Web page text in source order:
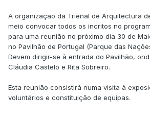
A organização da Trienal de Arquitectura
meio convocar todos os incritos no
para uma reunião no próximo dia 30 de
no Pavilhão de Portugal (Parque das
Devem dirigir-se à entrada do Pavilhão,
Cláudia Castelo e Rita Sobreiro.
Esta reunião consistirá numa visita à
voluntários e constituição de equipas.